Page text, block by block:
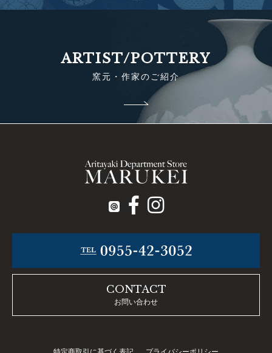
ARTIST/POTTERY
窯元・作家のご紹介
CONTACT
お問い合わせ